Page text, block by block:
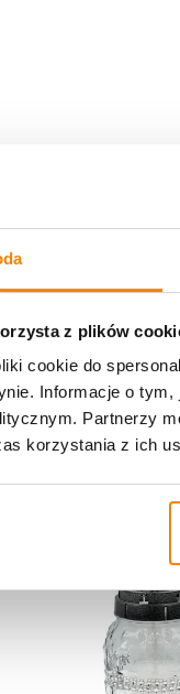
z plików
cookie do
Informacje o
Partnerzy
korzystania z ich
szklane